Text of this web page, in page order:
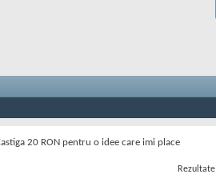
20 RON pentru o idee care imi place